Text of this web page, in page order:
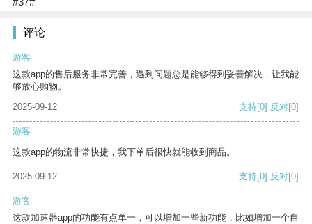
评论
游客
这款app的售后服务非常完善，遇到问题总是能够得到妥善解决，让我能
够放心购物。
2025-09-12
支持[0] 反对[0]
游客
这款app的物流非常快捷，我下单后很快就能收到商品。
2025-09-12 支持[0] 反对[0]
游客
这款加速器app的功能有点单一，可以增加一些新功能，比如增加一个自